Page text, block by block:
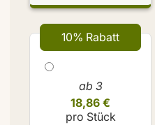
10% Rabatt
ab 3
18,86 €
pro Stück